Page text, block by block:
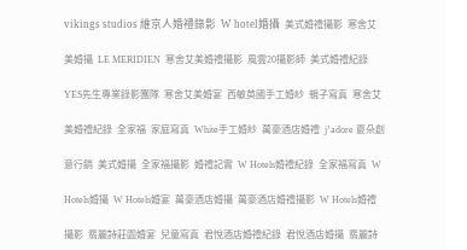
vikings studios 維京人婚禮錄影 W hotel婚攝 美式婚禮攝影 寒舍艾
美婚攝 LE MERIDIEN 寒舍艾美婚禮攝影 風雲20攝影師 美式婚禮紀錄
YES先生專業錄影團隊 寒舍艾美婚宴 西敏英國手工婚紗 親子寫真 寒舍艾
美婚禮紀錄 全家福 家庭寫真 White手工婚紗 萬豪酒店婚禮 j’adore 夏朵創
意行銷 美式婚攝 全家福攝影 婚禮記實 W Hotels婚禮紀錄 全家福寫真 W
Hotels婚攝 W Hotels婚宴 萬豪酒店婚攝 萬豪酒店婚禮攝影 W Hotels婚禮
攝影 翡麗詩莊園婚宴 兒童寫真 君悅酒店婚禮紀錄 君悅酒店婚攝 翡麗詩